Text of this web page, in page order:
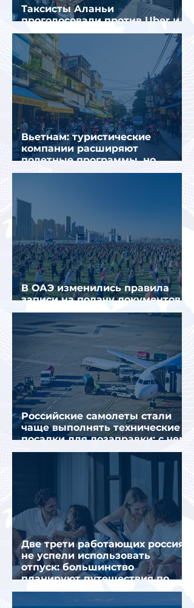
Таксисты Аланьи
проголосовали против Uber и
Yandex Go
Вьетнам: туристические
компании расширяют
полетные программы, но
избегают прежних ошибок
В ОАЭ изменились правила
записи на подачу документов
для визы в Испанию
Российские самолеты стали
чаще выполнять технические
посадки для дозаправки: с чем
это связано
Две трети работающих россиян
не успели использовать
отпуск: большинство
планируют путешествия по
стране